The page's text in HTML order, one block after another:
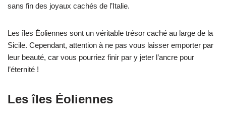
sans fin des joyaux cachés de l’Italie.
Les îles Éoliennes sont un véritable trésor caché au large de la
Sicile. Cependant, attention à ne pas vous laisser emporter par
leur beauté, car vous pourriez finir par y jeter l’ancre pour
l’éternité !
Les îles Éoliennes